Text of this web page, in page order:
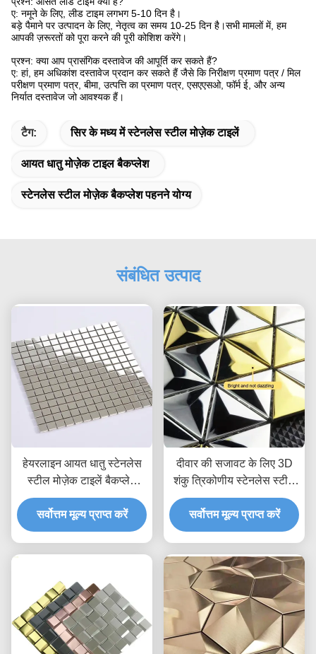
ए: नमूने के लिए, लीड टाइम लगभग 5-10 दिन है।
बड़े पैमाने पर उत्पादन के लिए, नेतृत्व का समय 10-25 दिन है।सभी मामलों में, हम
आपकी ज़रूरतों को पूरा करने की पूरी कोशिश करेंगे।
प्रश्न: क्या आप प्रासंगिक दस्तावेज की आपूर्ति कर सकते हैं?
ए: हां, हम अधिकांश दस्तावेज प्रदान कर सकते हैं जैसे कि निरीक्षण प्रमाण पत्र / मिल
परीक्षण प्रमाण पत्र, बीमा, उत्पत्ति का प्रमाण पत्र, एसएएसओ, फॉर्म ई, और अन्य
निर्यात दस्तावेज जो आवश्यक हैं।
टैग: सिर के मध्य में स्टेनलेस स्टील मोज़ेक टाइलें
आयत धातु मोज़ेक टाइल बैकप्लेश
स्टेनलेस स्टील मोज़ेक बैकप्लेश पहनने योग्य
संबंधित उत्पाद
हेयरलाइन आयत धातु स्टेनलेस
स्टील मोज़ेक टाइलें बैकप्लेश
वेयरप्रूफ
सर्वोत्तम मूल्य प्राप्त करें
दीवार की सजावट के लिए 3D
शंकु त्रिकोणीय स्टेनलेस स्टील
मोज़ेक टाइल JIS सिल्वर गोल्ड
सर्वोत्तम मूल्य प्राप्त करें